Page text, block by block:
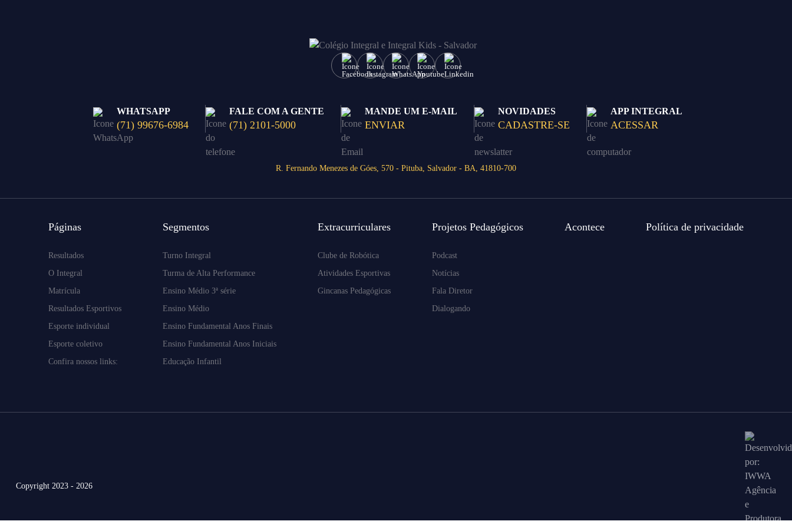
WHATSAPP
(71) 99676-6984
FALE COM A GENTE
(71) 2101-5000
MANDE UM E-MAIL
ENVIAR
NOVIDADES
CADASTRE-SE
APP INTEGRAL
ACESSAR
R. Fernando Menezes de Góes, 570 - Pituba, Salvador - BA, 41810-700
Páginas
Resultados
O Integral
Matrícula
Resultados Esportivos
Esporte individual
Esporte coletivo
Confira nossos links:
Segmentos
Turno Integral
Turma de Alta Performance
Ensino Médio 3ª série
Ensino Médio
Ensino Fundamental Anos Finais
Ensino Fundamental Anos Iniciais
Educação Infantil
Extracurriculares
Clube de Robótica
Atividades Esportivas
Gincanas Pedagógicas
Projetos Pedagógicos
Podcast
Notícias
Fala Diretor
Dialogando
Acontece Política de privacidade
Copyright 2023 - 2026